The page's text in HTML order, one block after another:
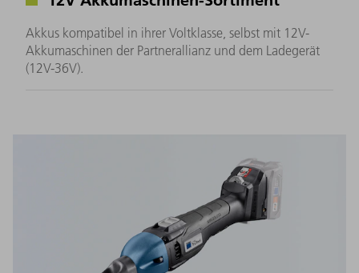
Akkus kompatibel in ihrer Voltklasse, selbst mit 12V-
Akkumaschinen der Partnerallianz und dem Ladegerät
(12V-36V).